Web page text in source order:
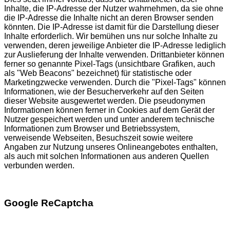
Inhalte, die IP-Adresse der Nutzer wahrnehmen, da sie ohne
die IP-Adresse die Inhalte nicht an deren Browser senden
könnten. Die IP-Adresse ist damit für die Darstellung dieser
Inhalte erforderlich. Wir bemühen uns nur solche Inhalte zu
verwenden, deren jeweilige Anbieter die IP-Adresse lediglich
zur Auslieferung der Inhalte verwenden. Drittanbieter können
ferner so genannte Pixel-Tags (unsichtbare Grafiken, auch
als "Web Beacons" bezeichnet) für statistische oder
Marketingzwecke verwenden. Durch die "Pixel-Tags" können
Informationen, wie der Besucherverkehr auf den Seiten
dieser Website ausgewertet werden. Die pseudonymen
Informationen können ferner in Cookies auf dem Gerät der
Nutzer gespeichert werden und unter anderem technische
Informationen zum Browser und Betriebssystem,
verweisende Webseiten, Besuchszeit sowie weitere
Angaben zur Nutzung unseres Onlineangebotes enthalten,
als auch mit solchen Informationen aus anderen Quellen
verbunden werden.
Google ReCaptcha